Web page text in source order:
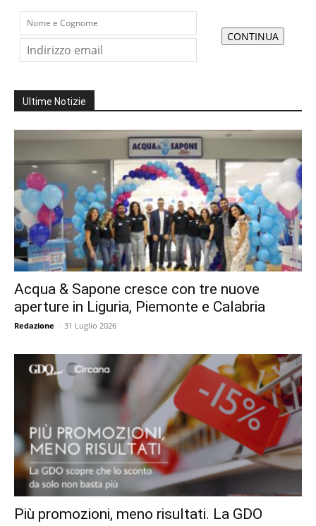
Ultime Notizie
Acqua & Sapone cresce con tre nuove
aperture in Liguria, Piemonte e Calabria
Redazione - 31 Luglio 2026
Più promozioni, meno risultati. La GDO